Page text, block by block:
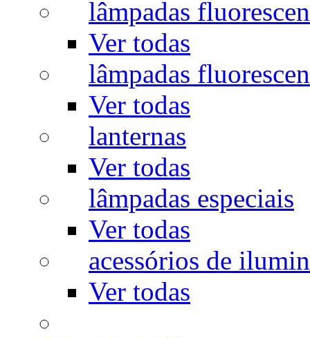
lâmpadas
Ver todas
lâmpadas
Ver todas
lanternas
Ver todas
lâmpadas especiais
Ver todas
acessórios de
Ver todas